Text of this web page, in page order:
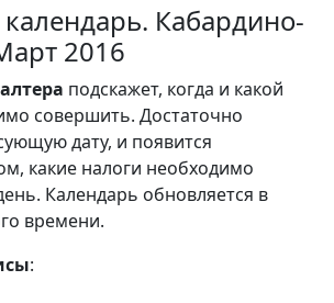
Кабардино-
2016
подскажет, когда и какой
совершить. Достаточно
дату, и появится
какие налоги необходимо
Календарь обновляется в
времени.
: